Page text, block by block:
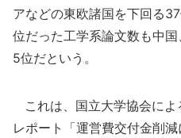
アなどの東欧諸国を下回る
位だった工学系論文数も中
5位だという。
これは、国立大学協会によ
レポート「運営費交付金削